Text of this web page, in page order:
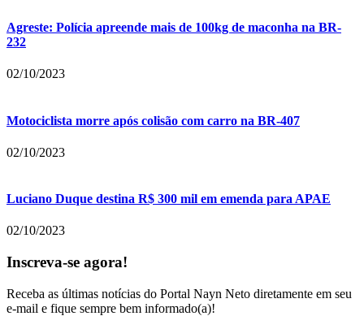
Agreste: Polícia apreende mais de 100kg de maconha na BR-
232
02/10/2023
Motociclista morre após colisão com carro na BR-407
02/10/2023
Luciano Duque destina R$ 300 mil em emenda para APAE
02/10/2023
Inscreva-se agora!
Receba as últimas notícias do Portal Nayn Neto diretamente em seu
e-mail e fique sempre bem informado(a)!